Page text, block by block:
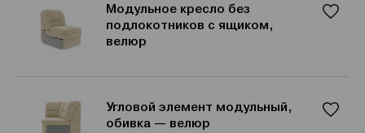
Модульное кресло без
подлокотников с ящиком,
велюр
Угловой элемент модульный,
обивка — велюр